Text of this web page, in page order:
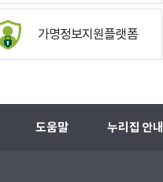
가명정보지원플랫폼
도움말 누리집 안내